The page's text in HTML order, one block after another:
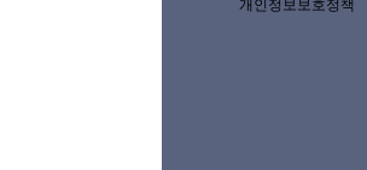
개인정보보호정책